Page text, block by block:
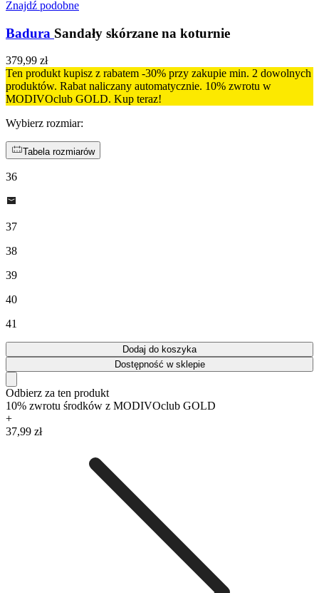
Znajdź podobne
Badura Sandały skórzane na koturnie
379,99 zł
Ten produkt kupisz z rabatem -30% przy zakupie min. 2 dowolnych
produktów. Rabat naliczany automatycznie. 10% zwrotu w
MODIVOclub GOLD. Kup teraz!
Wybierz rozmiar:
Tabela rozmiarów
36
37
38
39
40
41
Dodaj do koszyka
Dostępność w sklepie
Odbierz za ten produkt
10% zwrotu środków z MODIVOclub GOLD
+
37,99 zł